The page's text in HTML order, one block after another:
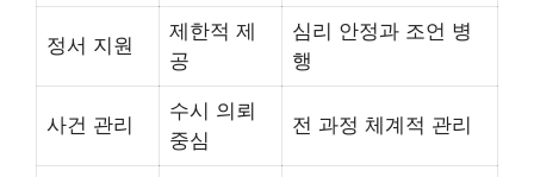
정서 지원
제한적 제
공
심리 안정과 조언 병
행
사건 관리
수시 의뢰
중심
전 과정 체계적 관리